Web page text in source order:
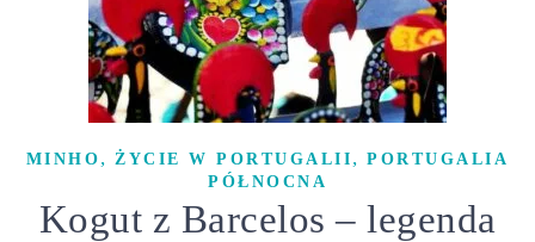
MINHO ,ŻYCIE W PORTUGALII ,PORTUGALIA
PÓŁNOCNA
Kogut z Barcelos – legenda